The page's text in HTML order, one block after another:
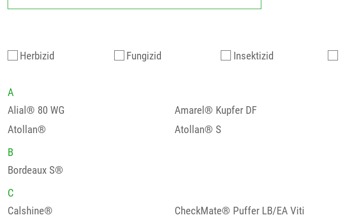
Herbizid Fungizid Insektizid
A
Alial® 80 WG
Amarel® Kupfer DF
Atollan®
Atollan® S
B
Bordeaux S®
C
Calshine®
CheckMate® Puffer LB/EA Viti